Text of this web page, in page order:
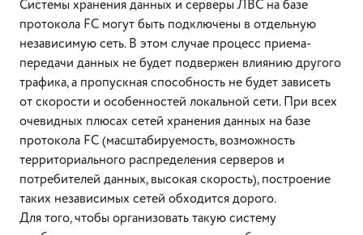
Системы хранения данных и серверы ЛВС на базе
протокола FС могут быть подключены в отдельную
независимую сеть. В этом случае процесс приема-
передачи данных не будет подвержен влиянию другого
трафика, а пропускная способность не будет зависеть
от скорости и особенностей локальной сети. При всех
очевидных плюсах сетей хранения данных на базе
протокола FC (масштабируемость, возможность
территориального распределения серверов и
потребителей данных, высокая скорость), построение
таких независимых сетей обходится дорого.
Для того, чтобы организовать такую систему